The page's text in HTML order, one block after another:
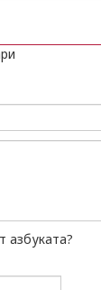
азбуката?